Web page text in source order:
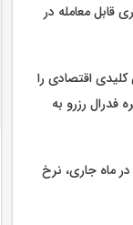
قابل معامله در
اقتصادی را
فدرال رزرو به
ماه جاری، نرخ